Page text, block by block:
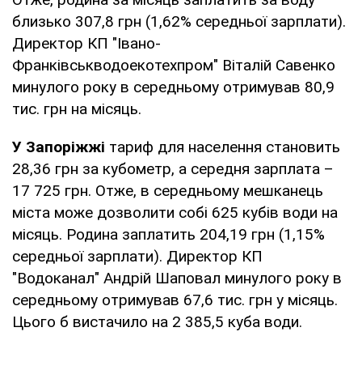
близько 307,8 грн (1,62% середньої зарплати).
Директор КП "Івано-
Франківськводоекотехпром" Віталій Савенко
минулого року в середньому отримував 80,9
тис. грн на місяць.
У Запоріжжі тариф для населення становить
28,36 грн за кубометр, а середня зарплата –
17 725 грн. Отже, в середньому мешканець
міста може дозволити собі 625 кубів води на
місяць. Родина заплатить 204,19 грн (1,15%
середньої зарплати). Директор КП
"Водоканал" Андрій Шаповал минулого року в
середньому отримував 67,6 тис. грн у місяць.
Цього б вистачило на 2 385,5 куба води.